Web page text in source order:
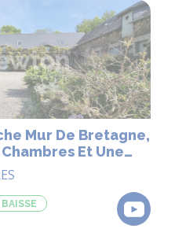
Mur De Bretagne,
Et Une
Chauffée Et